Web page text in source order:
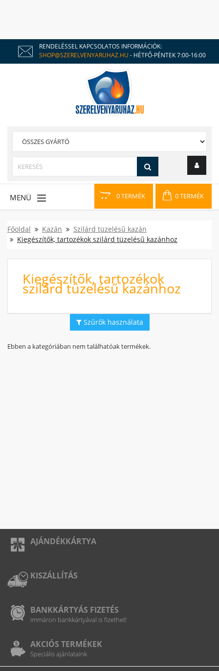
RENDELÉSSEL KAPCSOLATOS INFORMÁCIÓK:
SHOP@SZERELVENYARUHAZ.HU - HÉTFŐ-PÉNTEK 7:00-16:00
0 TERMÉK 0 TERMÉK
MENÜ
Főoldal Kazán
Szilárd tüzelésű kazán
Kiegészítők, tartozékok szilárd tüzelésű kazánhoz
Kiegészítők, tartozékok
szilárd tüzelésű kazánhoz
Szűrők használata
Ebben a kategóriában nem találhatóak termékek.
AJÁNDÉKKÁRTYA
KISZÁLLÍTÁS
BANKKÁRTYÁS FIZETÉS
Immáron bankkártyával is fizethet!
AKCIÓS TERMÉKEK
Speciális ajánlataink